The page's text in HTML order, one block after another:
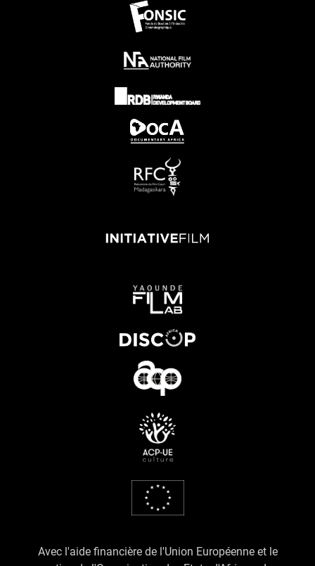
Avec l'aide financière de l'Union Européenne et le